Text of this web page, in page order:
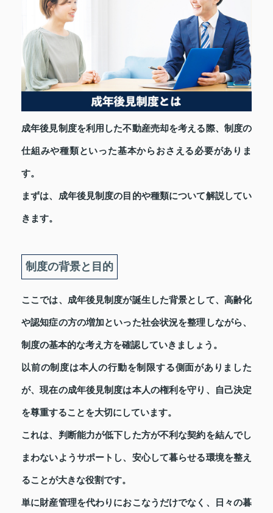
成年後見制度を利用した不動産売却を考える際、制度の
仕組みや種類といった基本からおさえる必要がありま
す。
まずは、成年後見制度の目的や種類について解説してい
きます。
制度の背景と目的
ここでは、成年後見制度が誕生した背景として、高齢化
や認知症の方の増加といった社会状況を整理しながら、
制度の基本的な考え方を確認していきましょう。
以前の制度は本人の行動を制限する側面がありました
が、現在の成年後見制度は本人の権利を守り、自己決定
を尊重することを大切にしています。
これは、判断能力が低下した方が不利な契約を結んでし
まわないようサポートし、安心して暮らせる環境を整え
ることが大きな役割です。
単に財産管理を代わりにおこなうだけでなく、日々の暮